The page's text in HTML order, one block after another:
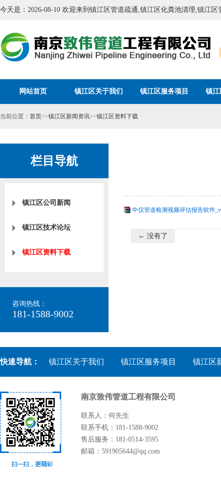
今天是：2026-08-10 欢迎来到镇江区管道疏通,镇江区化粪池清理,镇江
网站首页 镇江区关于我们 镇江区服务项目 镇江
当前位置： 首页>>镇江区新闻资讯>>镇江区资料下载
栏目导航
镇江区公司新闻
镇江区技术论坛
镇江区资料下载
咨询热线：
181-1588-9002
中仪管道检测视频评估报告软件
← 没有了
快速导航： 镇江区关于我们 镇江区服务项目 镇江区
南京致伟管道工程有限公司
联系人：何先生
联系手机：181-1588-9002
售后服务：181-0514-3595
邮箱：591905644@qq.com